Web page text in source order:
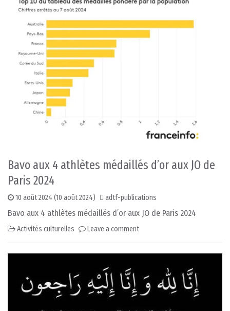
Bavo aux 4 athlètes médaillés d’or aux JO de
Paris 2024
10 août 2024 (10 août 2024) adtf-publications
Bavo aux 4 athlètes médaillés d’or aux JO de Paris 2024
Activités culturelles Leave a comment